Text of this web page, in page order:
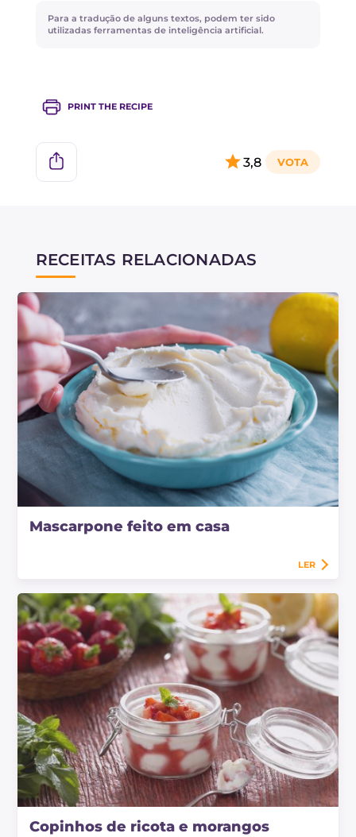
maçã (que tem um sabor um pouco mais
suave) ou, você pode comprar em farmácias o
Para a tradução de alguns textos, podem ter sido
utilizadas ferramentas de inteligência artificial.
PRINT THE RECIPE
3,8
RECEITAS RELACIONADAS
Mascarpone feito em casa
LER
Copinhos de ricota e morangos